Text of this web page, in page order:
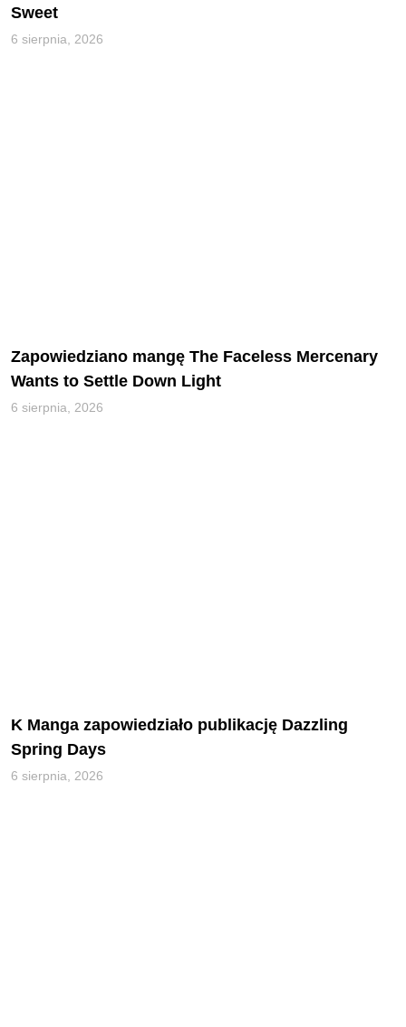
Sweet
6 sierpnia, 2026
Zapowiedziano mangę The Faceless Mercenary
Wants to Settle Down Light
6 sierpnia, 2026
K Manga zapowiedziało publikację Dazzling
Spring Days
6 sierpnia, 2026